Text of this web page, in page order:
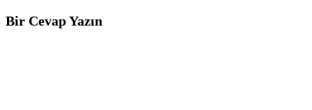
Bir Cevap Yazın